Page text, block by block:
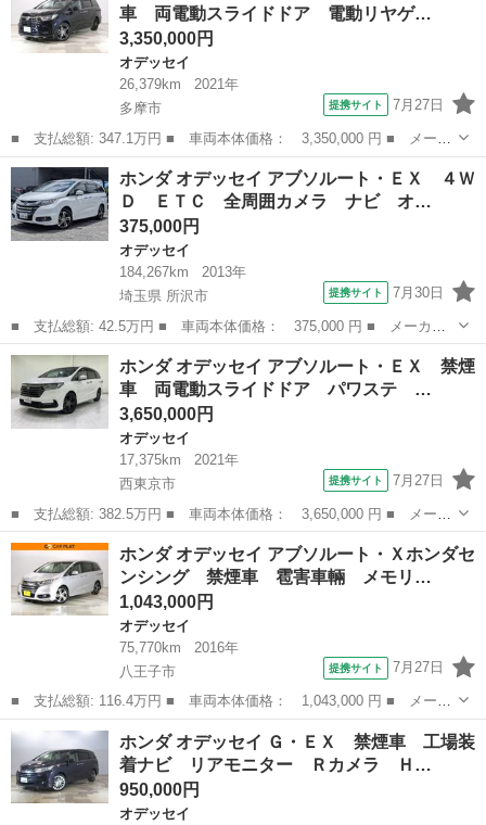
スエントリー...
車 両電動スライドドア 電動リヤゲ…
3,350,000円
オデッセイ
26,379km
2021年
多摩市
提携サイト 7月27日
■ 支払総額: 347.1万円 ■ 車両本体価格： 3,350,000 円 ■ メーカ
ー名： ホンダ ■ 車種名： オデッセイ ■ グレード名： アブソ
ルート・ＥＸ 禁煙車 両電動スライドドア 電動リヤゲート パワ
ステ Ｂ...
東京 多摩市 オデッセイ
ホンダ オデッセイ アブソルート・ＥＸ ４Ｗ
Ｄ ＥＴＣ 全周囲カメラ ナビ オ…
375,000円
オデッセイ
184,267km
2013年
埼玉県 所沢市
提携サイト 7月30日
■ 支払総額: 42.5万円 ■ 車両本体価格： 375,000 円 ■ メーカー
名： ホンダ ■ 車種名： オデッセイ ■ グレード名： アブソル
ート・ＥＸ ４ＷＤ ＥＴＣ 全周囲カメラ ナビ オートクルーズ
コントロール...
埼玉 所沢市 オデッセイ
ホンダ オデッセイ アブソルート・ＥＸ 禁煙
車 両電動スライドドア パワステ …
3,650,000円
オデッセイ
17,375km
2021年
西東京市
提携サイト 7月27日
■ 支払総額: 382.5万円 ■ 車両本体価格： 3,650,000 円 ■ メーカ
ー名： ホンダ ■ 車種名： オデッセイ ■ グレード名： アブソ
ルート・ＥＸ 禁煙車 両電動スライドドア パワステ ＢＬＵＥＴ
ＯＯＴＨ...
東京 西東京市 オデッセイ
ホンダ オデッセイ アブソルート・Ｘホンダセ
ンシング 禁煙車 雹害車輛 メモリ…
1,043,000円
オデッセイ
75,770km
2016年
八王子市
提携サイト 7月27日
■ 支払総額: 116.4万円 ■ 車両本体価格： 1,043,000 円 ■ メーカ
ー名： ホンダ ■ 車種名： オデッセイ ■ グレード名： アブソ
ルート・Ｘホンダセンシング 禁煙車 雹害車輛 メモリーナビ リ
アカメラ...
八王子市 オデッセイ
ホンダ オデッセイ Ｇ・ＥＸ 禁煙車 工場装
着ナビ リアモニター Ｒカメラ Ｈ…
950,000円
オデッセイ